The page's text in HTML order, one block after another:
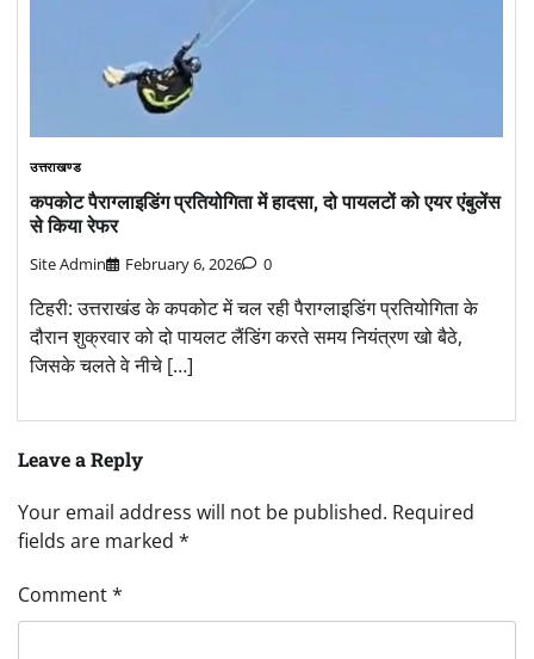
उत्तराखण्ड
कपकोट पैराग्लाइडिंग प्रतियोगिता में हादसा, दो पायलटों को एयर एंबुलेंस
से किया रेफर
Site Admin February 6, 2026 0
टिहरी: उत्तराखंड के कपकोट में चल रही पैराग्लाइडिंग प्रतियोगिता के
दौरान शुक्रवार को दो पायलट लैंडिंग करते समय नियंत्रण खो बैठे,
जिसके चलते वे नीचे […]
Leave a Reply
Your email address will not be published. Required
fields are marked *
Comment*